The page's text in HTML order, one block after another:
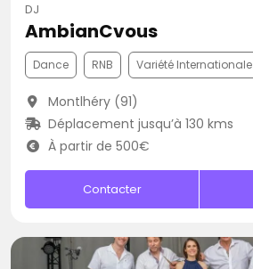
DJ
AmbianCvous
Dance RNB Variété Internationale
Montlhéry (91)
Déplacement jusqu’à 130 kms
À partir de 500€
Contacter